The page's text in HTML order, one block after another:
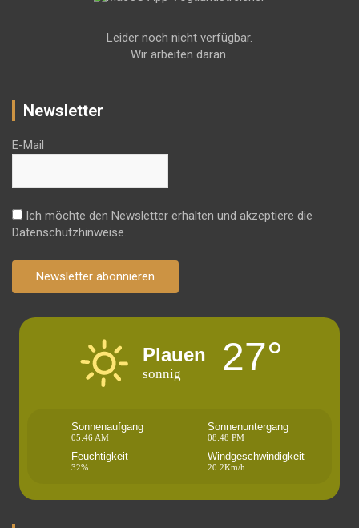
Leider noch nicht verfügbar.
Wir arbeiten daran.
Newsletter
E-Mail
Ich möchte den Newsletter erhalten und akzeptiere die
Datenschutzhinweise.
Newsletter abonnieren
Plauen
sonnig 27°
Sonnenaufgang
05:46 AM
Sonnenuntergang
08:48 PM
Feuchtigkeit
32%
Windgeschwindigkeit
20.2Km/h